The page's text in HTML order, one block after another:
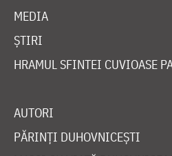
MEDIA
ȘTIRI
HRAMUL SFINTEI CUVIOASE
AUTORI
PĂRINȚI DUHOVNICEȘTI